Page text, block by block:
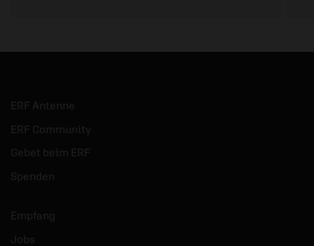
ERF Antenne
ERF Community
Gebet beim ERF
Spenden
Empfang
Jobs